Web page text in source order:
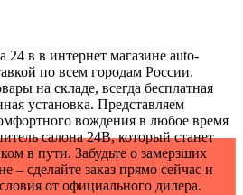
24 в в интернет магазине auto-
по всем городам России.
на складе, всегда бесплатная
установка. Представляем
вождения в любое время
салона 24В, который станет
в пути. Забудьте о замерзших
– сделайте заказ прямо сейчас и
от официального дилера.